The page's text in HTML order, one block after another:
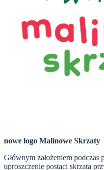
nowe logo Malinowe Skrzaty
Głównym założeniem
uproszczenie postaci skrzata